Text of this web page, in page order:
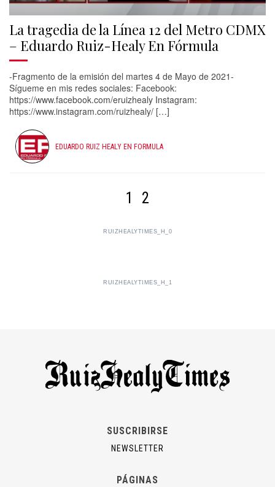
La tragedia de la Línea 12 del Metro CDMX
– Eduardo Ruiz-Healy En Fórmula
-Fragmento de la emisión del martes 4 de Mayo de 2021-
Sígueme en mis redes sociales: Facebook:
https://www.facebook.com/eruizhealy​ Instagram:
https://www.instagram.com/ruizhealy/​ […]
EDUARDO RUIZ HEALY EN FORMULA
1 2
RUIZHEALYTIMES_H_0
RUIZHEALYTIMES_H_1
SUSCRIBIRSE
NEWSLETTER
PÁGINAS